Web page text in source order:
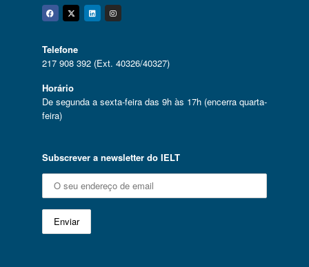
Facebook
Twitter
Linkedin
Instagram
Telefone
217 908 392 (Ext. 40326/40327)
Horário
De segunda a sexta-feira das 9h às 17h (encerra quarta-
feira)
Subscrever a newsletter do IELT